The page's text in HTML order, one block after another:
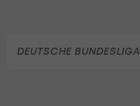
DEUTSCHE BUNDESLIGA